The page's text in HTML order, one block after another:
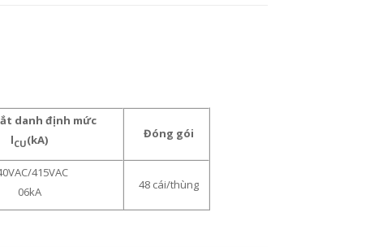
danh định mức
lCU(kA) Đóng gói
415VAC
06kA
48 cái/thùng